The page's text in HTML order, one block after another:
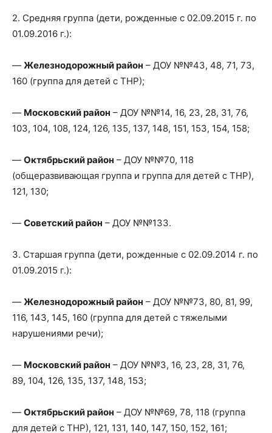
2. Средняя группа (дети, рожденные с 02.09.2015 г. по
01.09.2016 г.):
— Железнодорожный район – ДОУ №№43, 48, 71, 73,
160 (группа для детей с ТНР);
— Московский район – ДОУ №№14, 16, 23, 28, 31, 76,
103, 104, 108, 124, 126, 135, 137, 148, 151, 153, 154, 158;
— Октябрьский район – ДОУ №№70, 118
(общеразвивающая группа и группа для детей с ТНР),
121, 130;
— Советский район – ДОУ №№133.
3. Старшая группа (дети, рожденные с 02.09.2014 г. по
01.09.2015 г.):
— Железнодорожный район – ДОУ №№73, 80, 81, 99,
116, 143, 145, 160 (группа для детей с тяжелыми
нарушениями речи);
— Московский район – ДОУ №№3, 16, 23, 28, 31, 76,
89, 104, 126, 135, 137, 148, 153;
— Октябрьский район – ДОУ №№69, 78, 118 (группа
для детей с ТНР), 121, 131, 140, 147, 150, 152, 161;